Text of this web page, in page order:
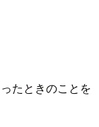
たときのことを